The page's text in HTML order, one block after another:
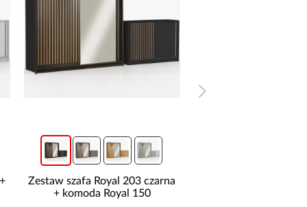
Zestaw szafa Royal 203 czarna
+ komoda Royal 150